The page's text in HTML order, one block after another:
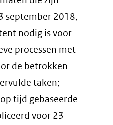
september 2018,
nodig is voor
processen met
de betrokken
taken;
tijd gebaseerde
voor 23